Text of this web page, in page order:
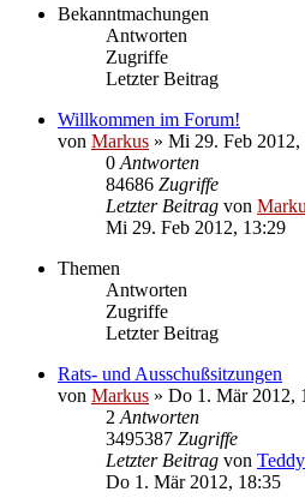
Bekanntmachungen
Antworten
Zugriffe
Letzter Beitrag
Willkommen im Forum!
von Markus » Mi 29. Feb 2012,
0Antworten
84686 Zugriffe
Letzter Beitrag von
Mi 29. Feb 2012, 13:29
Themen
Antworten
Zugriffe
Letzter Beitrag
Rats- und Ausschußsitzungen
von Markus » Do 1. Mär 2012,
2Antworten
3495387 Zugriffe
Letzter Beitrag von
Do 1. Mär 2012, 18:35